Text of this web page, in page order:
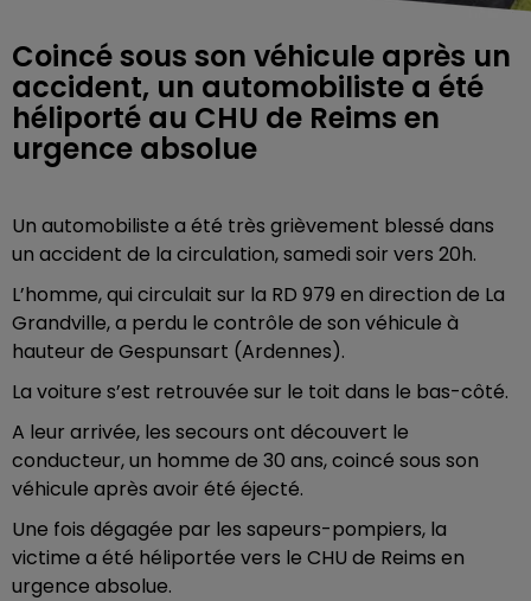
Coincé sous son véhicule après un
accident, un automobiliste a été
héliporté au CHU de Reims en
Un automobiliste a été très grièvement blessé dans
un accident de la circulation, samedi soir vers 20h.
L’homme, qui circulait sur la RD 979 en direction de La
Grandville, a perdu le contrôle de son véhicule à
hauteur de Gespunsart (Ardennes).
La voiture s’est retrouvée sur le toit dans le bas-côté.
A leur arrivée, les secours ont découvert le
conducteur, un homme de 30 ans, coincé sous son
véhicule après avoir été éjecté.
Une fois dégagée par les sapeurs-pompiers, la
victime a été héliportée vers le CHU de Reims en
urgence absolue.